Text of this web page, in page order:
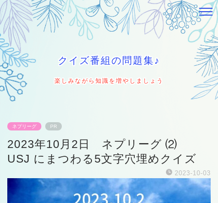
クイズ番組の問題集♪
楽しみながら知識を増やしましょう
ネプリーグ PR
2023年10月2日 ネプリーグ ⑵
USJ にまつわる5文字穴埋めクイズ
2023-10-03